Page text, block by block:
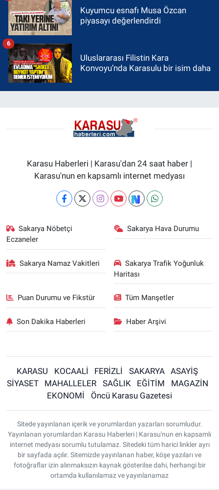
Kuyumcu esnafı Musa Özcan
piyasayı değerlendirdi
Uluslararası Filistin Kara
Konvoyu’nda Karasulu bir isim daha
6
Karasu Haberleri | Karasu'dan 24 saat haber |
Karasu'nun en kapsamlı internet medyası
Sakarya Nöbetçi
Eczaneler
Sakarya Hava Durumu
Sakarya Namaz Vakitleri
Sakarya Trafik Yoğunluk
Haritası
Puan Durumu ve Fikstür Tüm Manşetler
Son Dakika Haberleri Haber Arşivi
KARASU KOCAALİ FERİZLİ SAKARYA
ASAYİŞ
SİYASET
MAHALLELER SAĞLIK EĞİTİM
MAGAZİN
EKONOMİ
Öncü Karasu Gazetesi
Sitede yayınlanan içerik ve yorumlardan yazarları sorumludur.
Yayınlanan yorumlardan Karasu Haberleri | Karasu'nun en kapsamlı
internet medyası sorumlu tutulamaz. Sitedeki tüm harici linkler ayrı
bir sayfada açılır. Sitemizde yayınlanan haber, köşe yazıları ve
fotoğraflar izin alınmaksızın kaynak gösterilse dahi, herhangi bir
ortamda kullanılamaz ve yayınlanamaz